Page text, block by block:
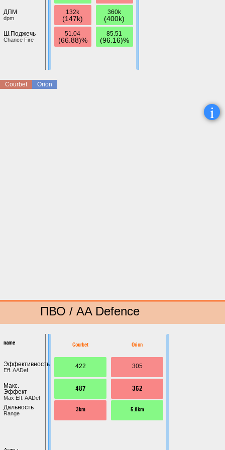
ДПМ
dpm
Ш.Поджечь
Chance Fire
132k
(147k)
51.04
(66.88)%
360k
(400k)
85.51
(96.16)%
Courbet Orion
i
ПВО / AA Defence
name
Эффективность
Eff. AADef
Макс.
Эффект
Max Eff. AADef
Дальность
Range
Courbet
422
487
3km
Orion
305
352
5.8km